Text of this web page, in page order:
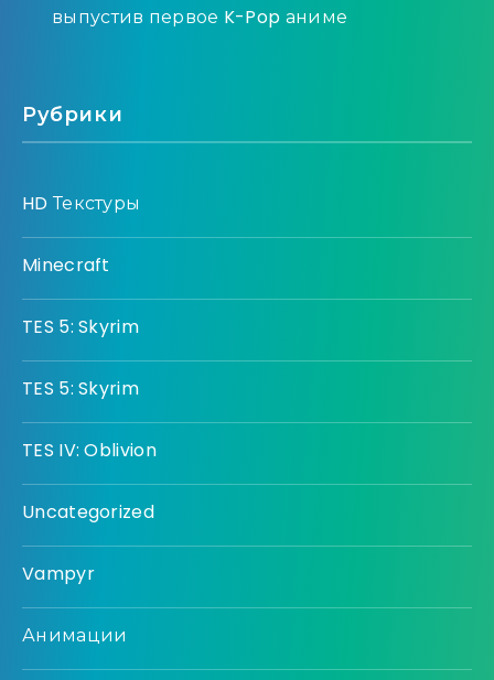
выпустив первое K-Pop аниме
Рубрики
HD Текстуры
Minecraft
TES 5: Skyrim
TES 5: Skyrim
TES IV: Oblivion
Uncategorized
Vampyr
Анимации